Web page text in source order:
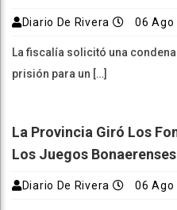
Diario De Rivera 06 Ago
La fiscalía solicitó una
prisión para un […]
La Provincia Giró Los
Los Juegos Bonaerenses
Diario De Rivera 06 Ago